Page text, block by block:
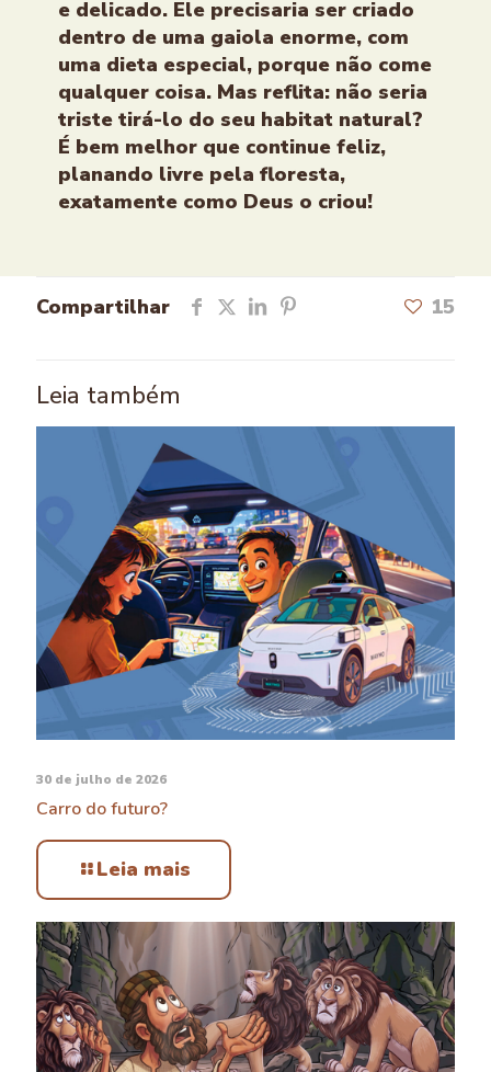
e delicado. Ele precisaria ser criado
dentro de uma gaiola enorme, com
uma dieta especial, porque não come
qualquer coisa. Mas reflita: não seria
triste tirá-lo do seu habitat natural?
É bem melhor que continue feliz,
planando livre pela floresta,
exatamente como Deus o criou!
Compartilhar 15
Leia também
30 de julho de 2026
Carro do futuro?
Leia mais